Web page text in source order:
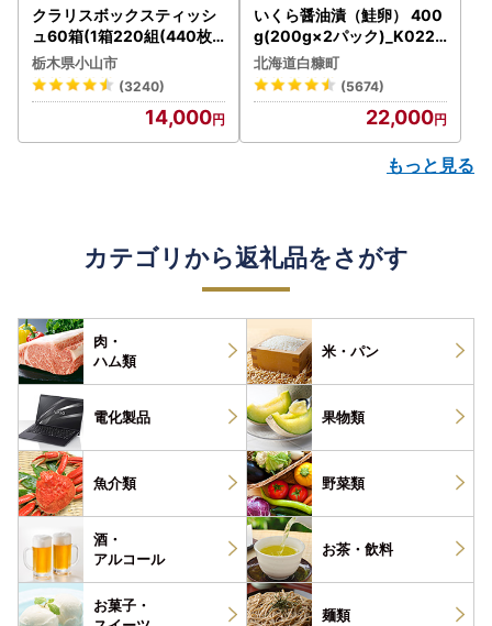
クラリスボックスティッシ
ュ60箱(1箱220組(440枚))
(5個入り×12セット)【配送
不可地域：離島・沖縄県】
【1256759】
栃木県小山市
(3240)
14,000
いくら醤油漬（鮭卵） 400
g(200g×2パック)_K022-
1676
北海道白糠町
(5674)
22,000
もっと見る
カテゴリから返礼品をさがす
肉・
ハム類
米・パン
電化製品 果物類
魚介類 野菜類
酒・
アルコール
お茶・ 飲料
お菓子・
麺類